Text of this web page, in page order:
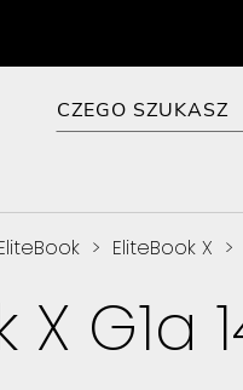
> EliteBook X >
X G1a